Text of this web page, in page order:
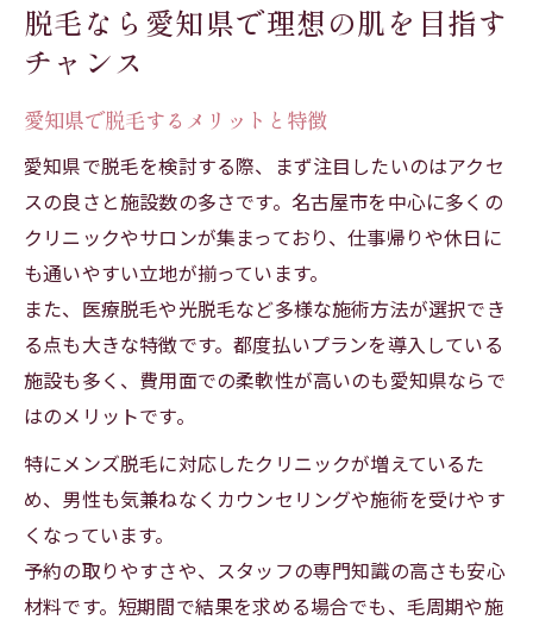
脱毛なら愛知県で理想の肌を目指す
チャンス
愛知県で脱毛するメリットと特徴
愛知県で脱毛を検討する際、まず注目したいのはアクセ
スの良さと施設数の多さです。名古屋市を中心に多くの
クリニックやサロンが集まっており、仕事帰りや休日に
も通いやすい立地が揃っています。
また、医療脱毛や光脱毛など多様な施術方法が選択でき
る点も大きな特徴です。都度払いプランを導入している
施設も多く、費用面での柔軟性が高いのも愛知県ならで
はのメリットです。
特にメンズ脱毛に対応したクリニックが増えているた
め、男性も気兼ねなくカウンセリングや施術を受けやす
くなっています。
予約の取りやすさや、スタッフの専門知識の高さも安心
材料です。短期間で結果を求める場合でも、毛周期や施